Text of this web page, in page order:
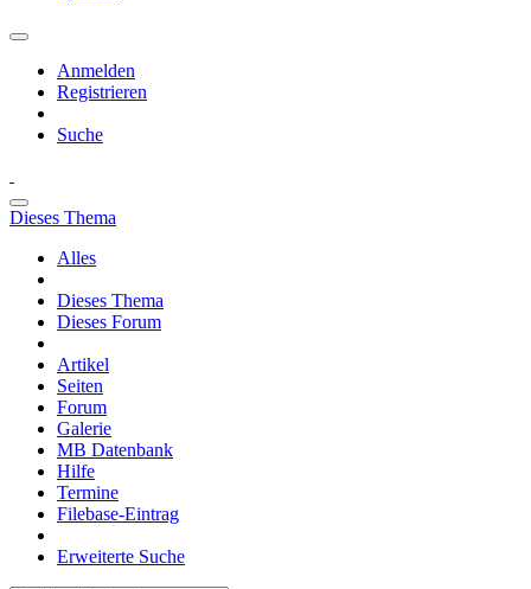
Anmelden
Registrieren
Suche
Dieses Thema
Alles
Dieses Thema
Dieses Forum
Artikel
Seiten
Forum
Galerie
MB Datenbank
Hilfe
Termine
Filebase-Eintrag
Erweiterte Suche